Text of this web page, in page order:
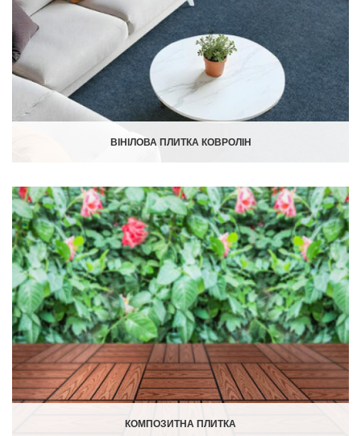
ВІНІЛОВА ПЛИТКА КОВРОЛІН
КОМПОЗИТНА ПЛИТКА